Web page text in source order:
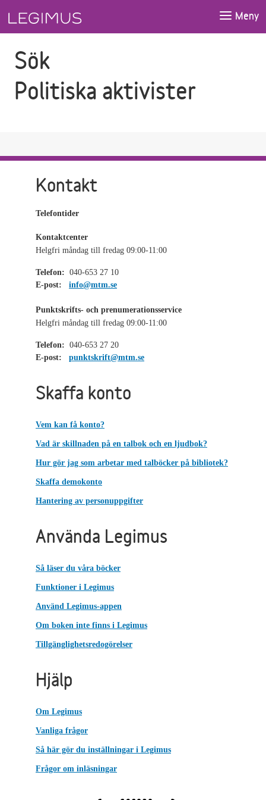
Meny
Sök
Politiska aktivister
Kontakt
Telefontider
Kontaktcenter
Helgfri måndag till fredag 09:00-11:00
Telefon: 040-653 27 10
E-post:
info@mtm.se
Punktskrifts- och prenumerationsservice
Helgfri måndag till fredag 09:00-11:00
Telefon: 040-653 27 20
E-post:
punktskrift@mtm.se
Skaffa konto
Vem kan få konto?
Vad är skillnaden på en talbok och en ljudbok?
Hur gör jag som arbetar med talböcker på bibliotek?
Skaffa demokonto
Hantering av personuppgifter
Använda Legimus
Så läser du våra böcker
Funktioner i Legimus
Använd Legimus-appen
Om boken inte finns i Legimus
Tillgänglighetsredogörelser
Hjälp
Om Legimus
Vanliga frågor
Så här gör du inställningar i Legimus
Frågor om inläsningar